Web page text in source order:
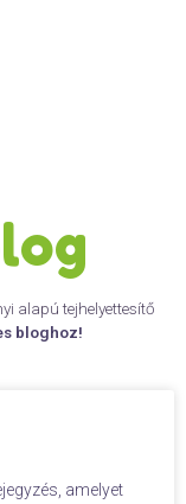
alapú tejhelyettesítő
bloghoz!
amelyet